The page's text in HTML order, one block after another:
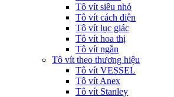
Tô vít siêu nhỏ
Tô vít cách điện
Tô vít lục giác
Tô vít hoa thị
Tô vít ngắn
Tô vít theo thương hiệu
Tô vít VESSEL
Tô vít Anex
Tô vít Stanley